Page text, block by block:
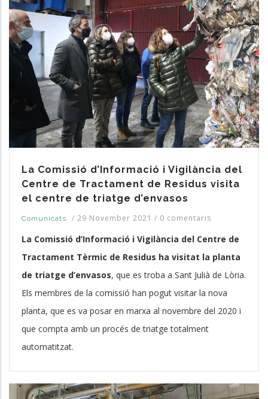
La Comissió d’Informació i Vigilància del
Centre de Tractament de Residus visita
el centre de triatge d’envasos
Comunicats / 29 November 2021 / 0 comentaris
La Comissió d’Informació i Vigilància del Centre de
Tractament Tèrmic de Residus ha visitat la planta
de triatge d’envasos, que es troba a Sant Julià de Lòria.
Els membres de la comissió han pogut visitar la nova
planta, que es va posar en marxa al novembre del 2020 i
que compta amb un procés de triatge totalment
automatitzat.